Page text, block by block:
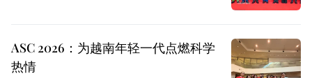
ASC 2026：为越南年轻一代点燃科学
热情